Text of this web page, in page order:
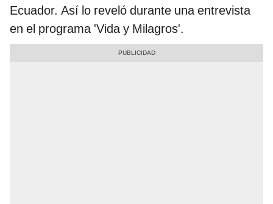
Ecuador. Así lo reveló durante una entrevista
en el programa 'Vida y Milagros'.